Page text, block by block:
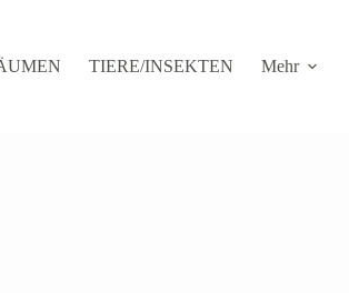
TIERE/INSEKTEN Mehr